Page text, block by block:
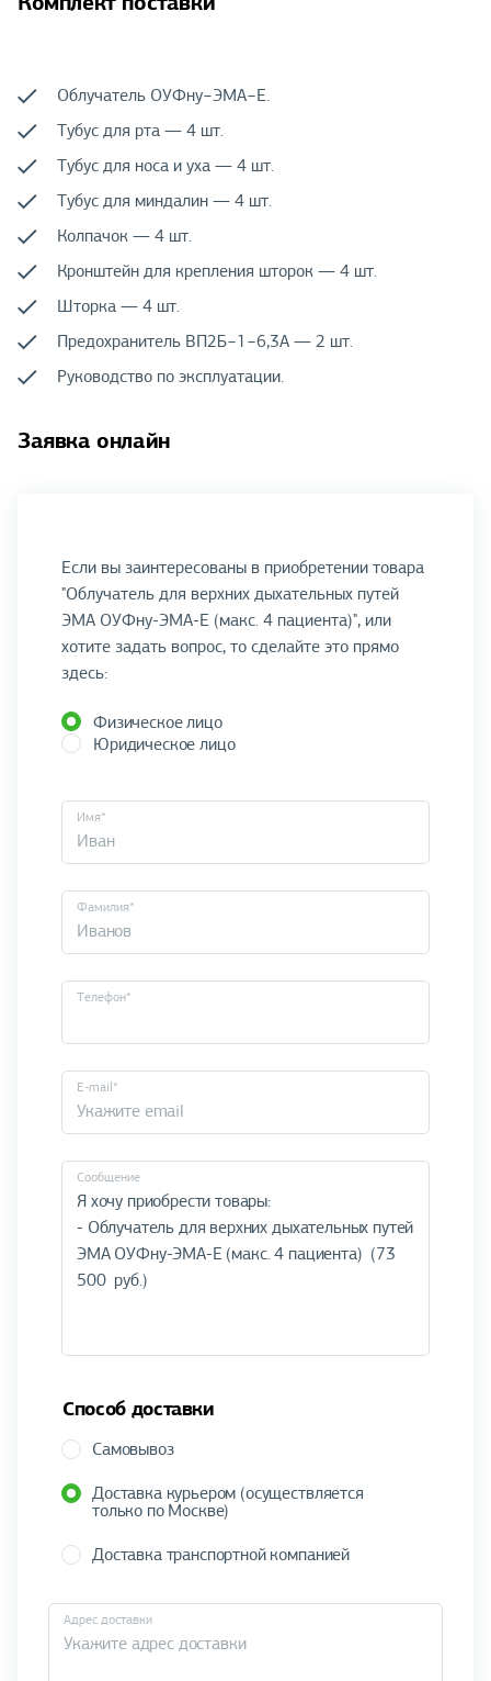
Облучатель ОУФну−ЭМА−Е.
Тубус для рта — 4 шт.
Тубус для носа и уха — 4 шт.
Тубус для миндалин — 4 шт.
Колпачок — 4 шт.
Кронштейн для крепления шторок — 4 шт.
Шторка — 4 шт.
Предохранитель ВП2Б−1−6,3А — 2 шт.
Руководство по эксплуатации.
Заявка онлайн
Если вы заинтересованы в приобретении товара
"Облучатель для верхних дыхательных путей
ЭМА ОУФну-ЭМА-Е (макс. 4 пациента)", или
хотите задать вопрос, то сделайте это прямо
здесь:
Физическое лицо
Юридическое лицо
Имя*
Фамилия*
Телефон*
E-mail*
Cообщение
Способ доставки
Самовывоз
Доставка курьером (осуществляется
только по Москве)
Доставка транспортной компанией
Адрес доставки